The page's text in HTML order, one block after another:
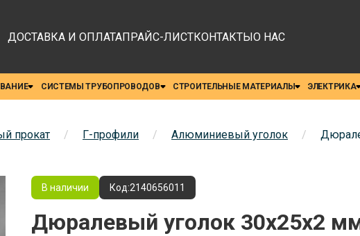
ДОСТАВКА И ОПЛАТАПРАЙС-ЛИСТКОНТАКТЫО НАС
СИСТЕМЫ ТРУБОПРОВОДОВ СТРОИТЕЛЬНЫЕ МАТЕРИАЛЫ ЭЛЕКТРИКА
прокат / Г-профили / Алюминиевый уголок /
В наличии Код:2140656011
Дюралевый уголок 30x25x2